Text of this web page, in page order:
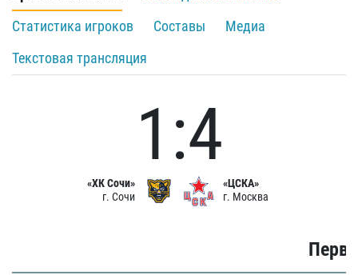
Статистика игроков
Составы
Медиа
Текстовая трансляция
«ХК Сочи»
г. Сочи
1:4
«ЦСКА»
г. Москва